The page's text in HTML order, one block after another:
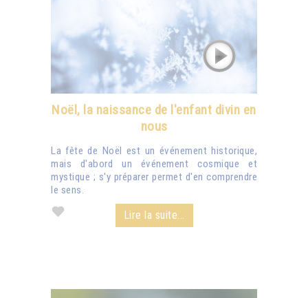
Noël, la naissance de l'enfant divin en
nous
La fête de Noël est un événement historique,
mais d'abord un événement cosmique et
mystique ; s'y préparer permet d'en comprendre
le sens.
Lire la suite...